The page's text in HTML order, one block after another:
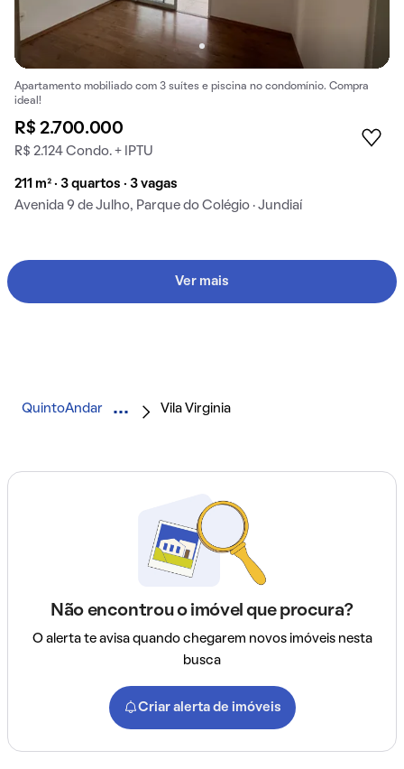
Apartamento mobiliado com 3 suítes e piscina no condomínio. Compra
ideal!
R$ 2.700.000
R$ 2.124 Condo. + IPTU
211 m² · 3 quartos · 3 vagas
Avenida 9 de Julho, Parque do Colégio · Jundiaí
Ver mais
QuintoAndar Vila Virginia
Não encontrou o imóvel que procura?
O alerta te avisa quando chegarem novos imóveis nesta
busca
Criar alerta de imóveis